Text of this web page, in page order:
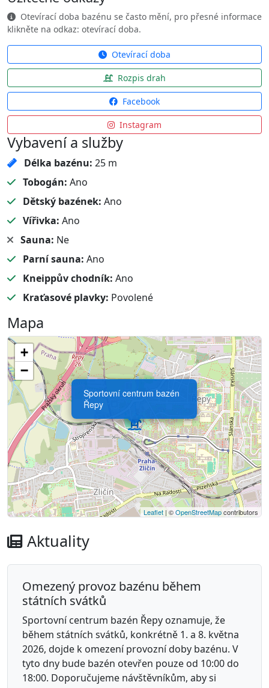
Otevírací doba bazénu se často mění, pro přesné informace
klikněte na odkaz: otevírací doba.
Otevírací doba
Rozpis drah
Facebook
Instagram
Vybavení a služby
Délka bazénu: 25 m
Tobogán: Ano
Dětský bazének: Ano
Vířivka: Ano
Sauna: Ne
Parní sauna: Ano
Kneippův chodník: Ano
Kraťasové plavky: Povolené
Mapa
Sportovní centrum bazén
Řepy
+
−
Leaflet | ©OpenStreetMapcontributors
Aktuality
Omezený provoz bazénu během
státních svátků
Sportovní centrum bazén Řepy oznamuje, že
během státních svátků, konkrétně 1. a 8. května
2026, dojde k omezení provozní doby bazénu. V
tyto dny bude bazén otevřen pouze od 10:00 do
18:00. Doporučujeme návštěvníkům, aby si